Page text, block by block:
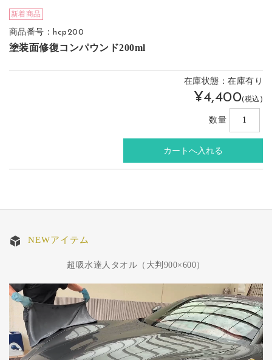
新着商品
商品番号：hcp200
塗装面修復コンパウンド200ml
在庫状態：在庫有り
¥4,400(税込)
数量
NEWアイテム
超吸水達人タオル（大判900×600）